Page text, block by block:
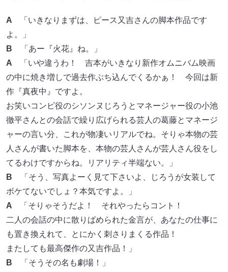
A
「いきなりまずは、ピース又吉さんの脚本作品です
よ。」
B
「あー『火花』ね。」
A
「いや違うわ！ 吉本がいきなり新作オムニバム映画
の中に焼き増しで過去作ぶち込んでくるかぁ！ 今回は新
作『真夜中』ですよ。
お笑いコンビ役のシソンヌじろうとマネージャー役の小池
徹平さんとの会話で繰り広げられる芸人の葛藤とマネージ
ャーの言い分、これが物凄いリアルでね。そりゃ本物の芸
人さんが書いた脚本を、本物の芸人さんが芸人さん役をし
てるわけですからね。リアリティ半端ない。」
B
「そう、写真よーく見て下さいよ、じろうが女装して
ボケてないでしょ？本気ですよ。」
A
「そりゃそうだよ！ それやったらコント！
二人の会話の中に散りばめられた金言が、あなたの仕事に
も置き換えれて、とにかく刺さりまくる作品！
またしても最高傑作の又吉作品！」
B
「そうその名も劇場！」